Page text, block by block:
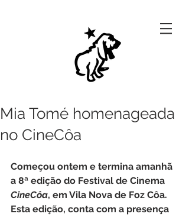
Mia Tomé homenageada
no CineCôa
Começou ontem e termina amanhã
a 8ª edição do Festival de Cinema
CineCôa, em Vila Nova de Foz Côa.
Esta edição, conta com a presença